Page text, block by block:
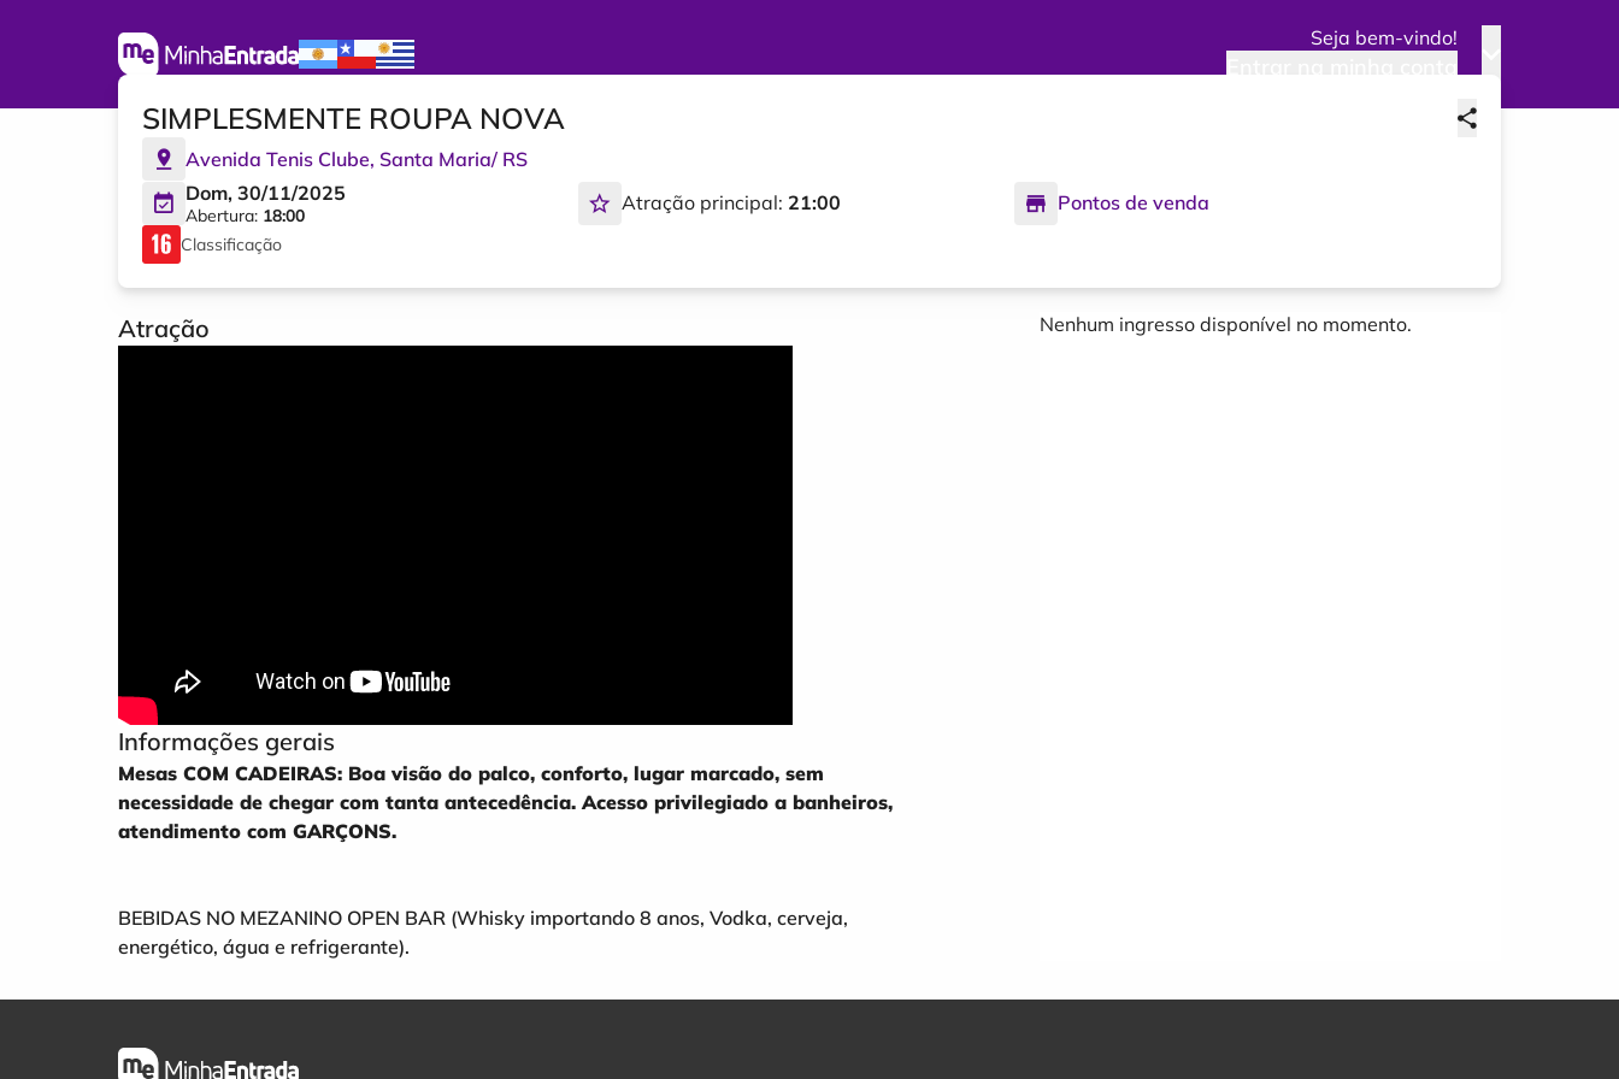
Seja bem-vindo!
SIMPLESMENTE ROUPA NOVA
Avenida Tenis Clube, Santa Maria/ RS
Dom, 30/11/2025
Abertura: 18:00
Atração principal: 21:00 Pontos de venda
Classificação
Atração
Informações gerais
Mesas COM CADEIRAS: Boa visão do palco, conforto, lugar marcado, sem
necessidade de chegar com tanta antecedência. Acesso privilegiado a banheiros,
atendimento com GARÇONS.
BEBIDAS NO MEZANINO OPEN BAR (Whisky importando 8 anos, Vodka, cerveja,
energético, água e refrigerante).
Nenhum ingresso disponível no momento.